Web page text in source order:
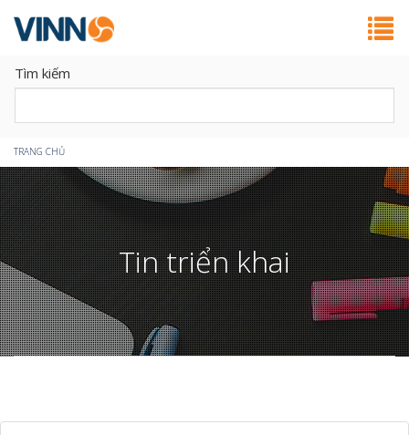
Tìm kiếm
Bạn
đang
ở
đây
TRANG CHỦ
Tin triển khai